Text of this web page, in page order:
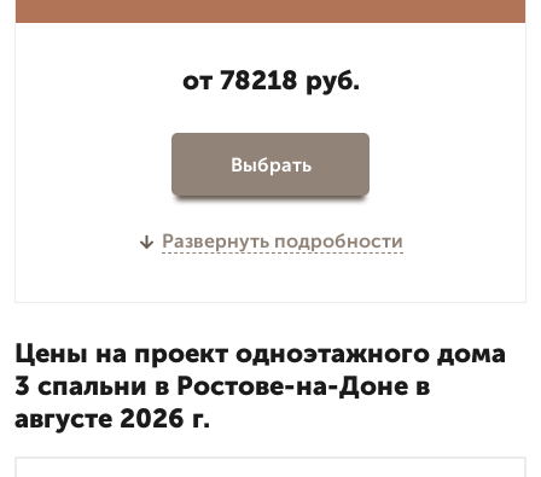
от 78218 руб.
Выбрать
Развернуть подробности
Цены на проект одноэтажного дома
3 спальни в Ростове-на-Доне в
августе 2026 г.